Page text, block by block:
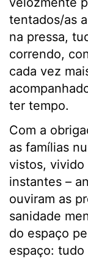
tentados/as
na pressa,
correndo,
cada vez
ter tempo.
Com a
as famílias
vistos, vivido
instantes –
ouviram as
sanidade
do espaço
espaço: